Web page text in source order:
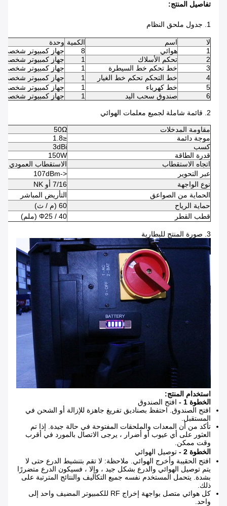
تفاصيل المنتج:
1. جدول ملحق النظام
لا اسم الكمية وحدة
1
هوائي 8
جهاز كمبيوتر شخصى
2
تحكم الأسلاك 1
جهاز كمبيوتر شخصى
3
خط تحكم خط السيطرة 1
جهاز كمبيوتر شخصى
4
خط التحكم تحكم خط الغيار 1
جهاز كمبيوتر شخصى
5
خط كهرباء 1
جهاز كمبيوتر شخصى
6
صندوق سحب اليد 1 جهاز كمبيوتر شخصى
2. قائمة شاملة لجميع معلمات الهوائي
مقاومة المدخلات
50Ω
موجة دائمة
≤1.8
كسب
3dBi
قدرة الطاقة
150W
اتجاه الاستقطاب
الاستقطاب العمودي
عبر التحوير
<-107dBm
نوع الواجهة
7/16 أو NK
الحماية من الصواعق
التأريض المباشر
حماية الرياح
60 (م / ث)
قطب القطر
Φ25 / 40 (ملم)
3. صورة المنتج للبطارية
استخدام المنتج:
الخطوة 1 -
افتح الصندوق
افتح الصندوق. احتفظ بصناديق تفريغ جاهزة للإزالة أو الشحن في
المستقبل.
تأكد من أن المعدات والملحقات المفتوحة في حالة جيدة. إذا تم
العثور على أي عيوب أو أضرار ، يرجى الاتصال بالمورد في أقرب
وقت ممكن.
الخطوة 2 -
توصيل الهوائي
افتح الحقيبة وأخرج الهوائي. ملاحظة: لا تقم بتنشيط الدرع حتى لا
يتم توصيل الهوائي والدرع بشكل جيد ، وإلا ، فسيكون الدرع متضررًا
بشدة. يتحمل المستخدم نفسه جميع التكاليف والنتائج المترتبة على
ذلك.
كل هوائي متصل بواجهة إخراج RF للكمبيوتر المضيف واحد إلى
واحد.